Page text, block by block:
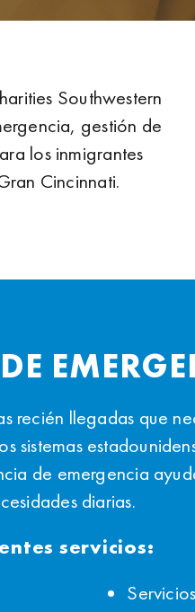
Southwestern
gestión de
los inmigrantes
Cincinnati.
recién llegadas que
sistemas
de emergencia
diarias.
servicios: